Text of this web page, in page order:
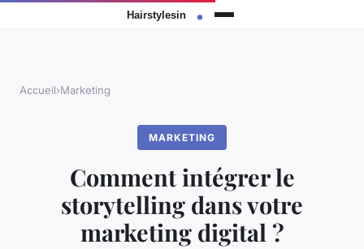
Accueil›Marketing
MARKETING
Comment intégrer le
storytelling dans votre
marketing digital ?